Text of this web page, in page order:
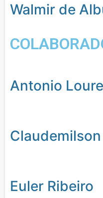
Walmir de
Antonio
Euler Ribeiro